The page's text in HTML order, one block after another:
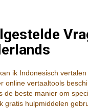
ik Indonesisch
online vertaaltools
de beste manier om
gratis hulpmiddelen